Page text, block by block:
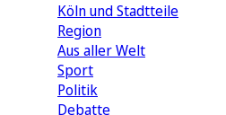
Köln und Stadtteile
Region
Aus aller Welt
Sport
Politik
Debatte